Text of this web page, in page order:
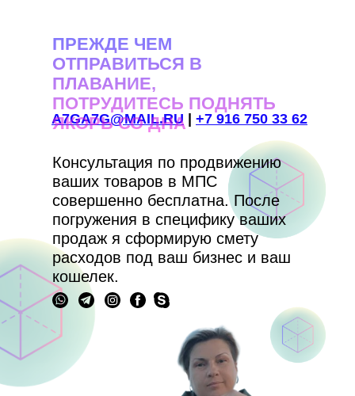
A7GA7G@MAIL.RU +7 916 750 33 62
ПРЕЖДЕ ЧЕМ
ОТПРАВИТЬСЯ В
ПЛАВАНИЕ,
ПОТРУДИТЕСЬ ПОДНЯТЬ
ЯКОРЬ СО ДНА
Консультация по продвижению
ваших товаров в МПС
совершенно бесплатна. После
погружения в специфику ваших
продаж я сформирую смету
расходов под ваш бизнес и ваш
кошелек.